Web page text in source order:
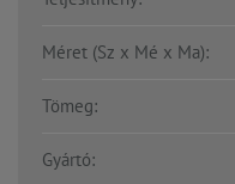
Méret (Sz x Mé x Ma):
Tömeg:
Gyártó: